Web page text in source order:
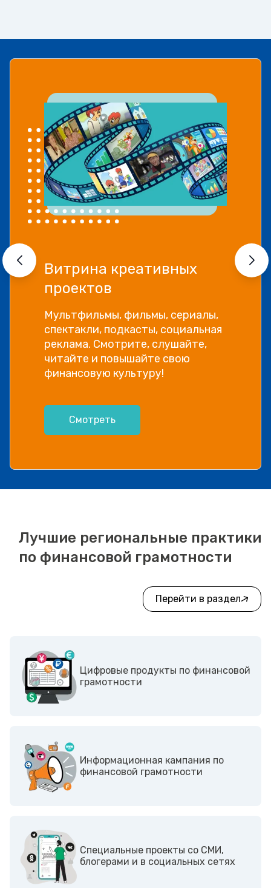
Прямой эфир «Мошенник
VS Финансовый блогер»
Как отличить фейковые истории
успеха и бесполезные курсы от
настоящей экспертной
информации, рассказываем в
видео!
Посмотреть
Лучшие региональные практики
по финансовой грамотности
Перейти в раздел
Цифровые продукты по финансовой
грамотности
Информационная кампания по
финансовой грамотности
Cпециальные проекты со СМИ,
блогерами и в социальных сетях